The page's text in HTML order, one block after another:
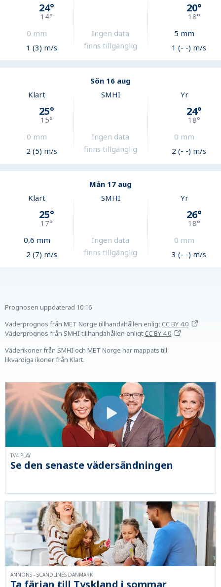
24°
14°
0 mm
1 (3) m/s
Ingen data
finns tillgänglig
20°
18°
5 mm
1 (- -) m/s
Sön 16 aug
Klart
25°
15°
0 mm
2 (5) m/s
SMHI
Ingen data
finns tillgänglig
Yr
24°
18°
0 mm
2 (- -) m/s
Mån 17 aug
Klart
25°
17°
0,6 mm
2 (7) m/s
SMHI
Ingen data
finns tillgänglig
Yr
26°
18°
0 mm
3 (- -) m/s
Prognosen uppdaterad 10:16
Väderprognos från MET Norge tillhandahållen enligtCC BY 4.0
Väderprognos från SMHI tillhandahållen enligtCC BY 4.0
Väderikoner från SMHI och MET Norge har mappats till
likvärdiga ikoner från Klart.
Se den senaste vädersändningen
TV4 PLAY
ANNONS - SCANDLINES DANMARK